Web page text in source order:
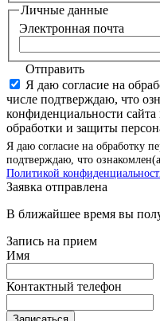
Личные данные
Электронная почта
Отправить
Я даю согласие на
числе подтверждаю, что
конфиденциальности
обработки и защиты
Я даю согласие на обработку
подтверждаю, что
Политикой
Заявка отправлена
В ближайшее время вы
Запись на прием
Имя
Контактный телефон